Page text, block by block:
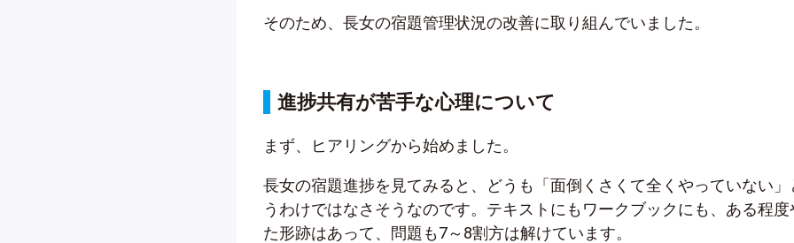
そのため、長女の宿題管理状況の改善に取り組んでいました。
進捗共有が苦手な心理について
まず、ヒアリングから始めました。
長女の宿題進捗を見てみると、どうも「面倒くさくて全くやっていない」
うわけではなさそうなのです。テキストにもワークブックにも、ある程度
た形跡はあって、問題も7～8割方は解けています。